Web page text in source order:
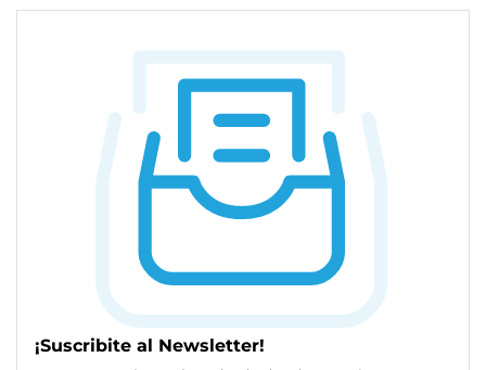
¡Suscribite al Newsletter!